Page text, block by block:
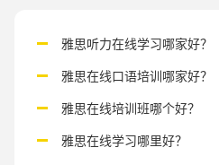
雅思听力在线学习哪家好？
雅思在线口语培训哪家好？
雅思在线培训班哪个好？
雅思在线学习哪里好？